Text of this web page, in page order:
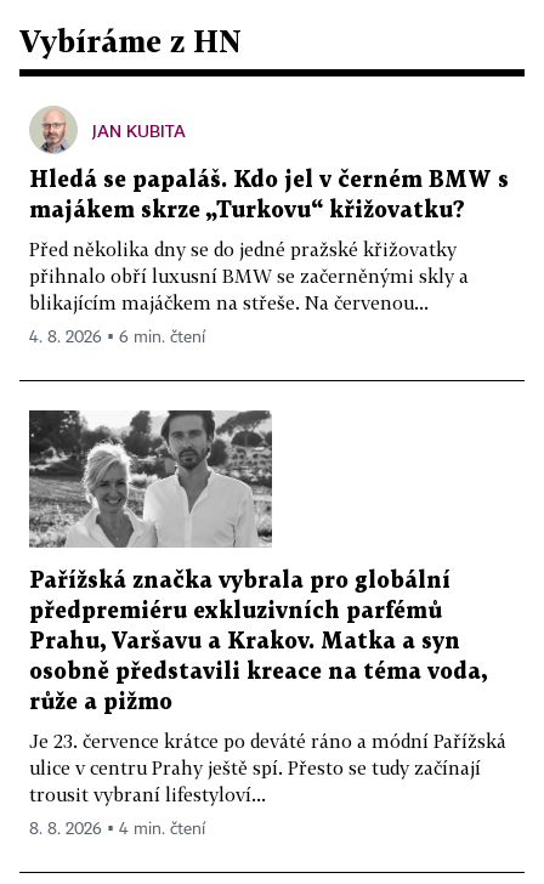
Vybíráme z HN
JAN KUBITA
Hledá se papaláš. Kdo jel v černém BMW s
majákem skrze „Turkovu“ křižovatku?
Před několika dny se do jedné pražské křižovatky
přihnalo obří luxusní BMW se začerněnými skly a
blikajícím majáčkem na střeše. Na červenou...
4. 8. 2026 ▪ 6 min. čtení
Pařížská značka vybrala pro globální
předpremiéru exkluzivních parfémů
Prahu, Varšavu a Krakov. Matka a syn
osobně představili kreace na téma voda,
růže a pižmo
Je 23. července krátce po deváté ráno a módní Pařížská
ulice v centru Prahy ještě spí. Přesto se tudy začínají
trousit vybraní lifestyloví...
8. 8. 2026 ▪ 4 min. čtení